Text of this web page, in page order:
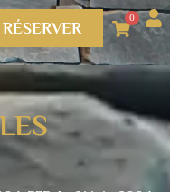
RÉSERVER
0